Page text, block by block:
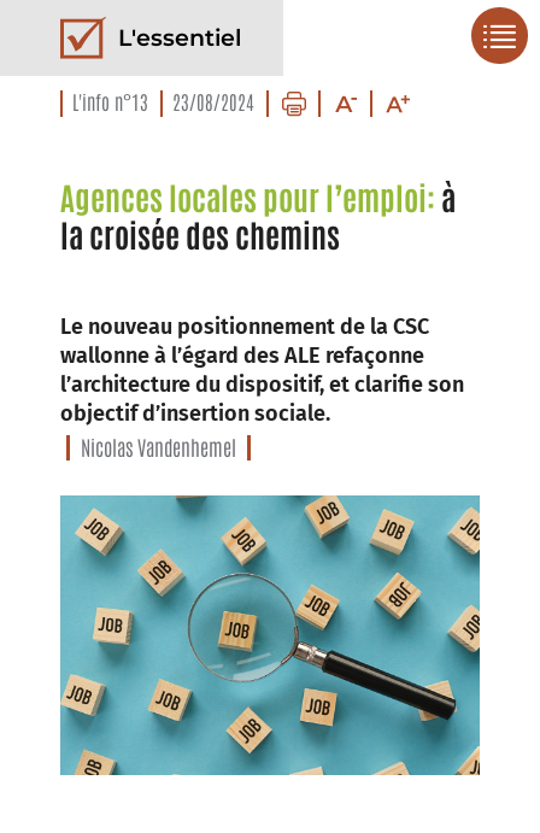
L'essentiel
L'info n°13 23/08/2024
Agences locales pour l’emploi: à
la croisée des chemins
Le nouveau positionnement de la CSC
wallonne à l’égard des ALE refaçonne
l’architecture du dispositif, et clarifie son
objectif d’insertion sociale.
Nicolas Vandenhemel